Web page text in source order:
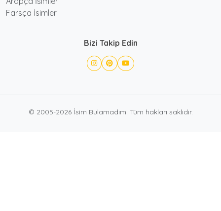
Farsça İsimler
Bizi Takip Edin
© 2005-2026 İsim Bulamadım. Tüm hakları saklıdır.